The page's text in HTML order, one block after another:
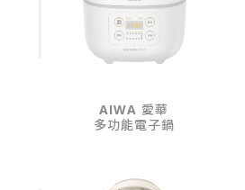
AIWA 愛華
多功能電子鍋